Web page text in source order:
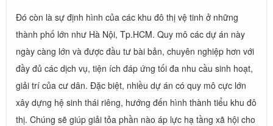
Đó còn là sự định hình của các khu đô thị vệ tinh ở những
thành phố lớn như Hà Nội, Tp.HCM. Quy mô các dự án này
ngày càng lớn và được đầu tư bài bản, chuyên nghiệp hơn với
đầy đủ các dịch vụ, tiện ích đáp ứng tối đa nhu cầu sinh hoạt,
giải trí của cư dân. Đặc biệt, nhiều dự án có quy mô cực lớn
xây dựng hệ sinh thái riêng, hướng đến hình thành tiểu khu đô
thị. Chúng sẽ giúp giải tỏa phần nào áp lực hạ tầng xã hội cho